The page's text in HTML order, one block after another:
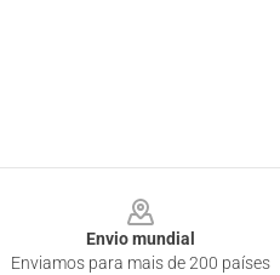
Envio mundial
Enviamos para mais de 200 países